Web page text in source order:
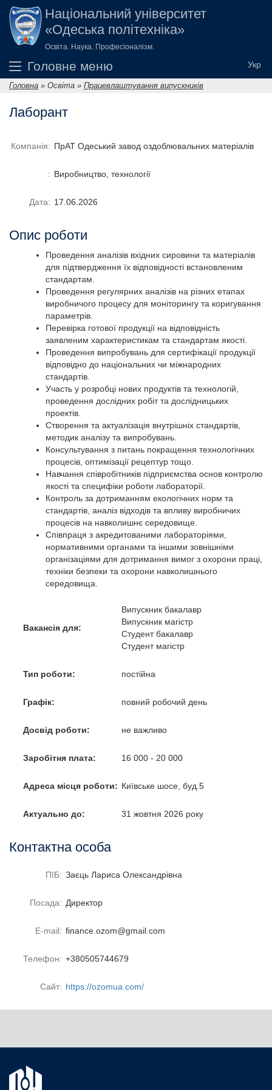
Перейти до основного вмісту
Національний університет
«Одеська політехніка»
Освіта. Наука. Професіоналізм.
Головне меню
Головна » Освіта » Працевлаштування випускників
Лаборант
Компанія: ПрАТ Одеський завод оздоблювальних матеріалів
: Виробництво, технології
Дата: 17.06.2026
Опис роботи
Проведення аналізів вхідних сировини та матеріалів
для підтвердження їх відповідності встановленим
стандартам.
Проведення регулярних аналізів на різних етапах
виробничого процесу для моніторингу та коригування
параметрів.
Перевірка готової продукції на відповідність
заявленим характеристикам та стандартам якості.
Проведення випробувань для сертифікації продукції
відповідно до національних чи міжнародних
стандартів.
Участь у розробці нових продуктів та технологій,
проведення дослідних робіт та дослідницьких
проектів.
Створення та актуалізація внутрішніх стандартів,
методик аналізу та випробувань.
Консультування з питань покращення технологічних
процесів, оптимізації рецептур тощо.
Навчання співробітників підприємства основ контролю
якості та специфіки роботи лабораторії.
Контроль за дотриманням екологічних норм та
стандартів, аналіз відходів та впливу виробничих
процесів на навколишнє середовище.
Співпраця з акредитованими лабораторіями,
нормативними органами та іншими зовнішніми
організаціями для дотримання вимог з охорони праці,
техніки безпеки та охорони навколишнього
середовища.
Вакансія для:
Випускник бакалавр
Випускник магістр
Студент бакалавр
Студент магістр
Тип роботи: постійна
Графік: повний робочий день
Досвід роботи: не важливо
Заробітня плата: 16 000 - 20 000
Адреса місця роботи: Київське шосе, буд.5
Актуально до: 31 жовтня 2026 року
Контактна особа
ПІБ: Заєць Лариса Олександрівна
Посада: Директор
E-mail: finance.ozom@gmail.com
Телефон: +380505744679
Сайт: https://ozomua.com/